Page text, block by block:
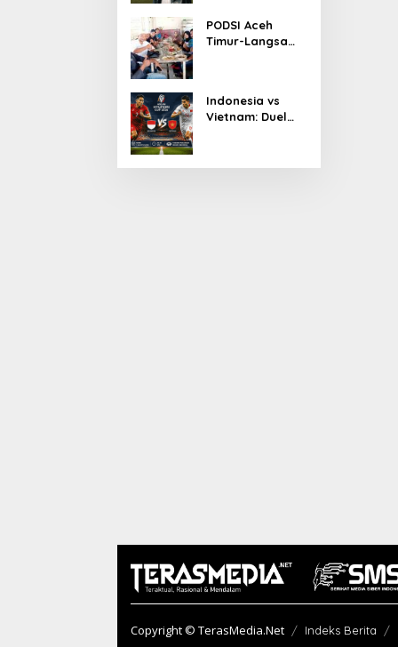
PODSI Aceh
Timur-Langsa
Indonesia vs
Vietnam: Duel
Copyright © TerasMedia.Net Indeks Berita